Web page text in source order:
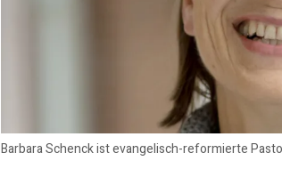
Barbara Schenck ist evangelisch-reformierte